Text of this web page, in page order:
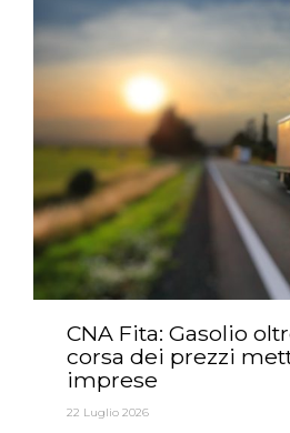
CNA Fita: Gasolio
corsa dei prezzi
imprese
22 Luglio 2026